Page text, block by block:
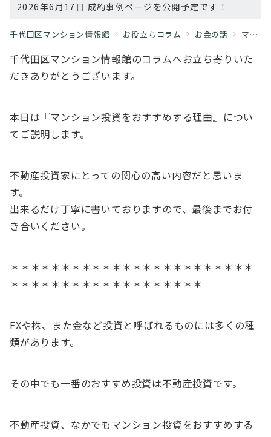
2026年6月17日 成約事例ページを公開予定です！
千代田区マンション情報館 お役立ちコラム お金の話 マンション投資をおすすめする理由
千代田区マンション情報館のコラムへお立ち寄りいた
だきありがとうございます。
本日は『マンション投資をおすすめする理由』につい
てご説明します。
不動産投資家にとっての関心の高い内容だと思いま
す。
出来るだけ丁寧に書いておりますので、最後までお付
き合いください。
＊＊＊＊＊＊＊＊＊＊＊＊＊＊＊＊＊＊＊＊＊＊＊＊
＊＊＊＊＊＊＊＊＊＊＊＊＊＊＊＊＊＊＊
FXや株、また金など投資と呼ばれるものには多くの種
類があります。
その中でも一番のおすすめ投資は不動産投資です。
不動産投資、なかでもマンション投資をおすすめする